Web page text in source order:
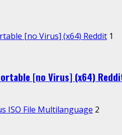
[no Virus] (x64) Reddit 1
[no Virus] (x64)
ISO File Multilanguage 2